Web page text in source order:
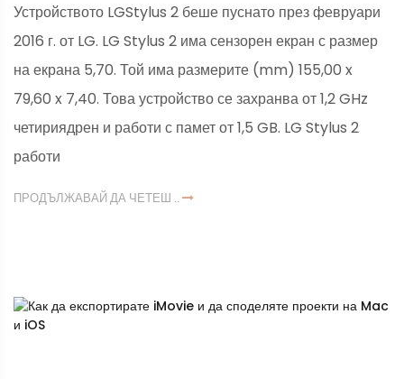
Устройството LGStylus 2 беше пуснато през февруари
2016 г. от LG. LG Stylus 2 има сензорен екран с размер
на екрана 5,70. Той има размерите (mm) 155,00 x
79,60 x 7,40. Това устройство се захранва от 1,2 GHz
четириядрен и работи с памет от 1,5 GB. LG Stylus 2
работи
ПРОДЪЛЖАВАЙ ДА ЧЕТЕШ ..